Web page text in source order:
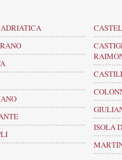
ISOLA